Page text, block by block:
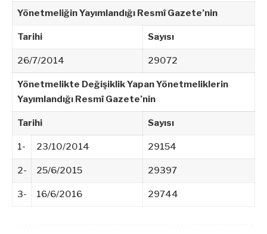
Yönetmeliğin Yayımlandığı Resmî Gazete’nin
Tarihi Sayısı
26/7/2014 29072
Yönetmelikte Değişiklik Yapan Yönetmeliklerin
Yayımlandığı Resmî Gazete’nin
Tarihi Sayısı
1- 23/10/2014 29154
2- 25/6/2015 29397
3- 16/6/2016 29744